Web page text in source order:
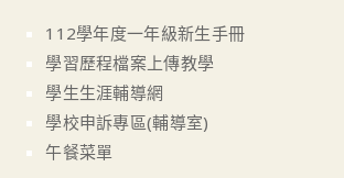
112學年度一年級新生手冊
學習歷程檔案上傳教學
學生生涯輔導網
學校申訴專區(輔導室)
午餐菜單